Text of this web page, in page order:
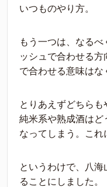
いつものやり方。
もう一つは、なる
ッシュで合わせる方
で合わせる意味はな
とりあえずどちら
純米系や熟成酒はど
なってしまう。これ
というわけで、八
ることにしました。